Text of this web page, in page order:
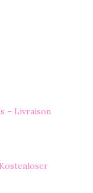
– Livraison